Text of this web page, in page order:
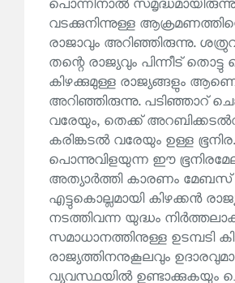
പൊന്നിനാൽ
വടക്കുനിന്നുള്ള
രാജാവും അറിഞ്ഞിരുന്നു.
തന്റെ രാജ്യവും പിന്നീട് തൊട്ടു
കിഴക്കുമുള്ള രാജ്യങ്ങളും
അറിഞ്ഞിരുന്നു. പടിഞ്ഞാറ്
വരേയും, തെക്ക്
കരിങ്കടൽ വരേയും ഉള്ള ഭൂനിര.
പൊന്നുവിളയുന്ന ഈ
അത്യാർത്തി കാരണം
എട്ടുകൊല്ലമായി കിഴക്കൻ
നടത്തിവന്ന യുദ്ധം
സമാധാനത്തിനുള്ള ഉടമ്പടി
രാജ്യത്തിനനുകൂലവും
വ്യവസ്ഥയിൽ ഉണ്ടാക്കുകയും